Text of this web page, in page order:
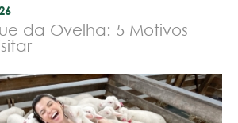
da Ovelha: 5 Motivos